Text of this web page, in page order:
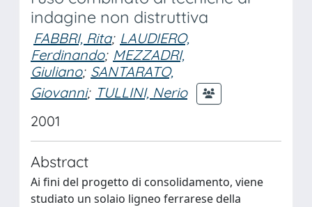
indagine non distruttiva
FABBRI, Rita; LAUDIERO,
Ferdinando; MEZZADRI,
Giuliano; SANTARATO,
Giovanni; TULLINI, Nerio
2001
Abstract
Ai fini del progetto di consolidamento, viene
studiato un solaio ligneo ferrarese della